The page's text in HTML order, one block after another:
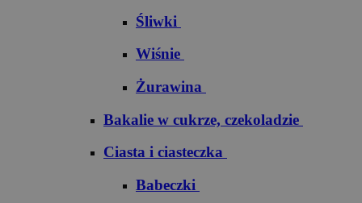
Śliwki
Wiśnie
Żurawina
Bakalie w cukrze, czekoladzie
Ciasta i ciasteczka
Babeczki